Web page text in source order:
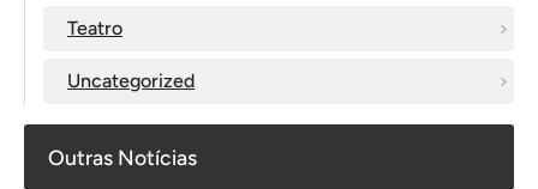
Teatro
Uncategorized
Outras Notícias